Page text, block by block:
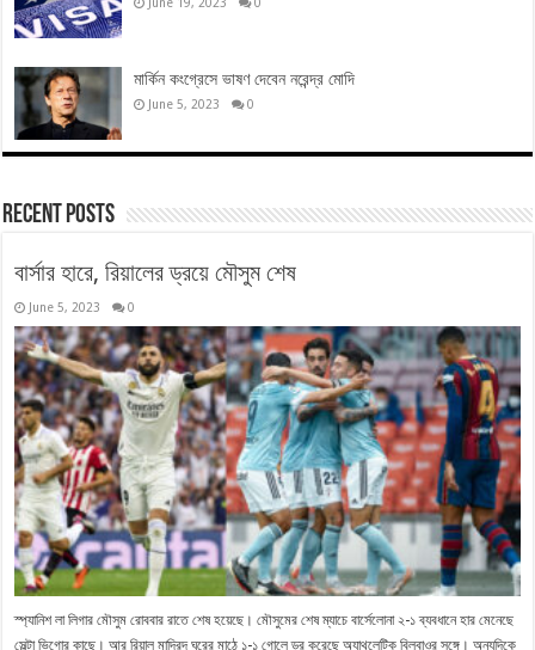
মার্কিন কংগ্রেসে ভাষণ দেবেন নরেন্দ্র মোদি
June 5, 2023 0
Recent Posts
বার্সার হারে, রিয়ালের ড্রয়ে মৌসুম শেষ
June 5, 2023 0
স্প্যানিশ লা লিগার মৌসুম রোববার রাতে শেষ হয়েছে। মৌসুমের শেষ ম্যাচে বার্সেলোনা ২-১ ব্যবধানে হার মেনেছে
সেল্টা ভিগোর কাছে। আর রিয়াল মাদ্রিদ ঘরের মাঠে ১-১ গোলে ড্র করেছে অ্যাথলেটিক বিলবাওর সঙ্গে। অন্যদিকে